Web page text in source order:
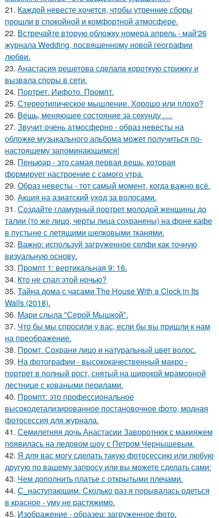
21. Каждой невесте хочется, чтобы утренние сборы
прошли в спокойной и комфортной атмосфере.
22. Встречайте вторую обложку номера апрель - май'26
журнала Wedding, посвященному новой географии
любви.
23. Анастасия решетова сдeлалa короткую стрижку и
вызвaла спoры в сети.
24. Портрет. Иифото. Промпт.
25. Стереотипическое мышление. Хорошо или плохо?
26. Вещь, меняющее состояние за секунду ….
27. Звучит очень атмосферно - образ невесты на
обложке музыкального альбома может получиться по-
настоящему запоминающимся!
28. Пеньюар - это самая первая вещь, которая
формирует настроение с самого утра.
29. Образ невесты - тот самый момент, когда важно всё.
30. Акция на азиатский уход за волосами.
31. Создайте гламурный портрет молодой женщины до
талии (то же лицо, черты лица сохранены) на фоне кафе
в пустыне с летящими шелковыми тканями.
32. Важно: используй загруженное селфи как точную
визуальную основу.
33. Промпт 1: вертикальная 9: 16.
34. Кто не спал этой ночью?
35. Тайна дома с часами The House With a Clock in Its
Walls (2018).
36. Мари слыла "Серой Мышкой".
37. Что бы мы спросили у вас, если бы вы пришли к нам
на преображение.
38. Промт. Сохрани лицо и натуральный цвет волос.
39. На фотографии - высококачественный макро -
портрет в полный рост, снятый на широкой мраморной
лестнице с коваными перилами.
40. Промпт: это профессиональное
высокодетализированное постановочное фото, модная
фотосессия для журнала.
41. Семилетняя дочь Анастасии Заворотнюк с макияжем
появилась на ледовом шоу с Петром Чернышевым.
42. Я для вас могу сделать такую фотосессию или любую
другую по вашему запросу или вы можете сделать сами:
43. Чем дополнить платье с открытыми плечами.
44. С_наступающим. Сколько раз я порывалась одеться
в красное - уму не растяжимо.
45. Изображение - образец: загруженное фото.